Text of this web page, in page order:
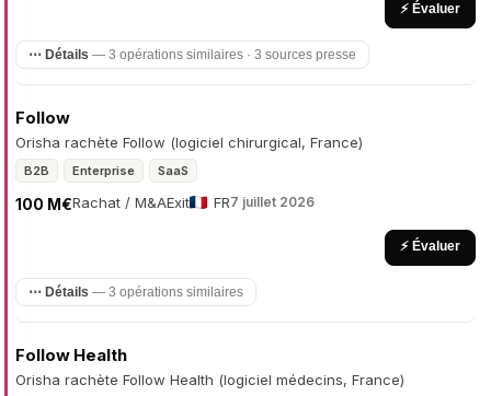
⚡ Évaluer
⋯ Détails — 3 opérations similaires · 3 sources presse
Follow
Orisha rachète Follow (logiciel chirurgical, France)
B2B Enterprise SaaS
Rachat / M&A
100 M€ Exit FR7 juillet 2026
⚡ Évaluer
⋯ Détails — 3 opérations similaires
Follow Health
Orisha rachète Follow Health (logiciel médecins, France)